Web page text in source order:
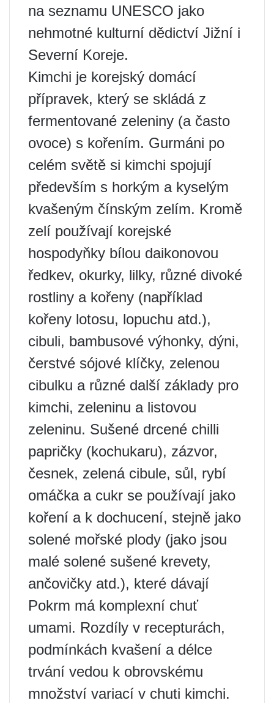
na seznamu UNESCO jako
nehmotné kulturní dědictví Jižní i
Severní Koreje.
Kimchi je korejský domácí
přípravek, který se skládá z
fermentované zeleniny (a často
ovoce) s kořením. Gurmáni po
celém světě si kimchi spojují
především s horkým a kyselým
kvašeným čínským zelím. Kromě
zelí používají korejské
hospodyňky bílou daikonovou
ředkev, okurky, lilky, různé divoké
rostliny a kořeny (například
kořeny lotosu, lopuchu atd.),
cibuli, bambusové výhonky, dýni,
čerstvé sójové klíčky, zelenou
cibulku a různé další základy pro
kimchi, zeleninu a listovou
zeleninu. Sušené drcené chilli
papričky (kochukaru), zázvor,
česnek, zelená cibule, sůl, rybí
omáčka a cukr se používají jako
koření a k dochucení, stejně jako
solené mořské plody (jako jsou
malé solené sušené krevety,
ančovičky atd.), které dávají
Pokrm má komplexní chuť
umami. Rozdíly v recepturách,
podmínkách kvašení a délce
trvání vedou k obrovskému
množství variací v chuti kimchi.